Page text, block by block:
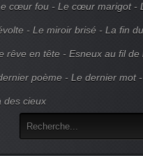
cœur fou - Le cœur marigot -
- Le miroir brisé - La fin
rêve en tête - Esneux au fil de
poème - Le dernier mot
des cieux